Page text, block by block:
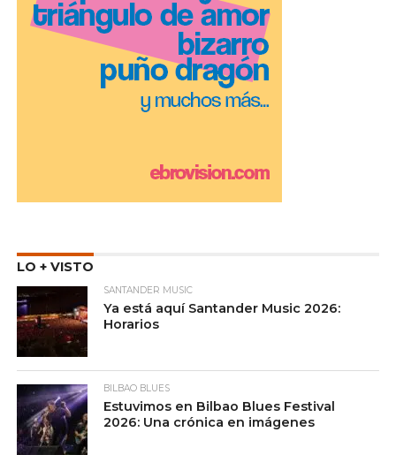
LO + VISTO
SANTANDER MUSIC
Ya está aquí Santander Music 2026:
Horarios
BILBAO BLUES
Estuvimos en Bilbao Blues Festival
2026: Una crónica en imágenes